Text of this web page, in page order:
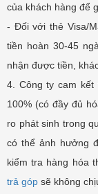
của khách hàng để
- Đối với thẻ Visa/
tiền hoàn 30-45
nhận được tiền,
4. Công ty cam
100% (có đầy đủ
ro phát sinh trong
có thể ảnh hưởng
kiểm tra hàng hóa
trả góp sẽ không